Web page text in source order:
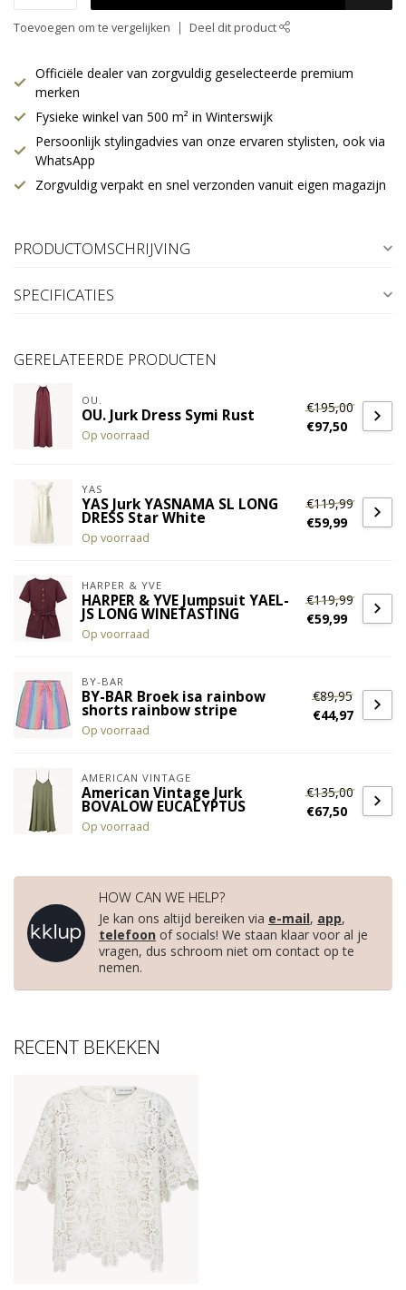
Toevoegen om te vergelijken Deel dit product
Officiële dealer van zorgvuldig geselecteerde premium
merken
Fysieke winkel van 500 m² in Winterswijk
Persoonlijk stylingadvies van onze ervaren stylisten, ook via
WhatsApp
Zorgvuldig verpakt en snel verzonden vanuit eigen magazijn
PRODUCTOMSCHRIJVING
SPECIFICATIES
GERELATEERDE PRODUCTEN
OU.
OU. Jurk Dress Symi Rust
Op voorraad
€195,00
€97,50
YAS
YAS Jurk YASNAMA SL LONG
DRESS Star White
Op voorraad
€119,99
€59,99
HARPER & YVE
HARPER & YVE Jumpsuit YAEL-
JS LONG WINETASTING
Op voorraad
€119,99
€59,99
BY-BAR
BY-BAR Broek isa rainbow
shorts rainbow stripe
Op voorraad
€89,95
€44,97
AMERICAN VINTAGE
American Vintage Jurk
BOVALOW EUCALYPTUS
Op voorraad
€135,00
€67,50
HOW CAN WE HELP?
Je kan ons altijd bereiken via e-mail, app,
telefoon of socials! We staan klaar voor al je
vragen, dus schroom niet om contact op te
nemen.
RECENT BEKEKEN